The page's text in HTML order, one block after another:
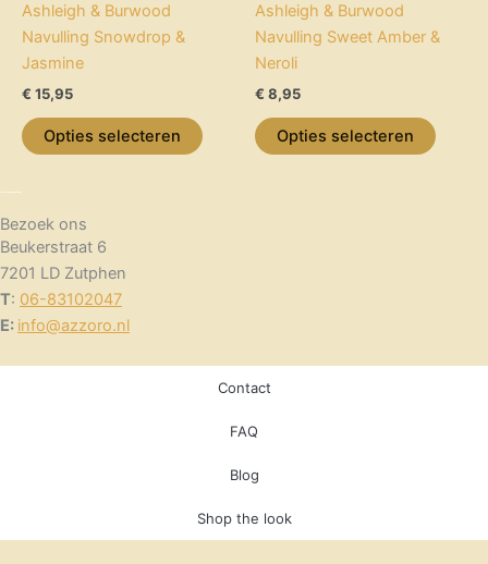
Ashleigh & Burwood
Navulling Snowdrop &
Jasmine
€ 15,95
Opties selecteren
variaties.
kan
gekozen
worden
productpagina
Ashleigh & Burwood
Navulling Sweet Amber &
Neroli
€ 8,95
Opties selecteren
variaties.
kan
gekozen
worden
Bezoek ons
Beukerstraat 6
7201 LD Zutphen
T: 06-83102047
E: info@azzoro.nl
Contact
FAQ
Blog
Shop the look